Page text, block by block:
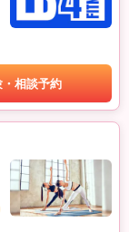
・相談予約